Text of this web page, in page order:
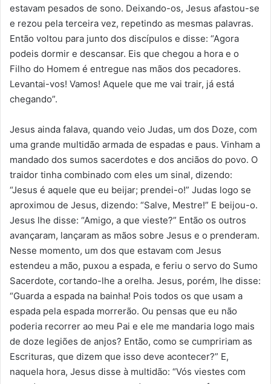
estavam pesados de sono. Deixando-os, Jesus afastou-se
e rezou pela terceira vez, repetindo as mesmas palavras.
Então voltou para junto dos discípulos e disse: “Agora
podeis dormir e descansar. Eis que chegou a hora e o
Filho do Homem é entregue nas mãos dos pecadores.
Levantai-vos! Vamos! Aquele que me vai trair, já está
chegando”.
Jesus ainda falava, quando veio Judas, um dos Doze, com
uma grande multidão armada de espadas e paus. Vinham a
mandado dos sumos sacerdotes e dos anciãos do povo. O
traidor tinha combinado com eles um sinal, dizendo:
“Jesus é aquele que eu beijar; prendei-o!” Judas logo se
aproximou de Jesus, dizendo: “Salve, Mestre!” E beijou-o.
Jesus lhe disse: “Amigo, a que vieste?” Então os outros
avançaram, lançaram as mãos sobre Jesus e o prenderam.
Nesse momento, um dos que estavam com Jesus
estendeu a mão, puxou a espada, e feriu o servo do Sumo
Sacerdote, cortando-lhe a orelha. Jesus, porém, lhe disse:
“Guarda a espada na bainha! Pois todos os que usam a
espada pela espada morrerão. Ou pensas que eu não
poderia recorrer ao meu Pai e ele me mandaria logo mais
de doze legiões de anjos? Então, como se cumpririam as
Escrituras, que dizem que isso deve acontecer?” E,
naquela hora, Jesus disse à multidão: “Vós viestes com